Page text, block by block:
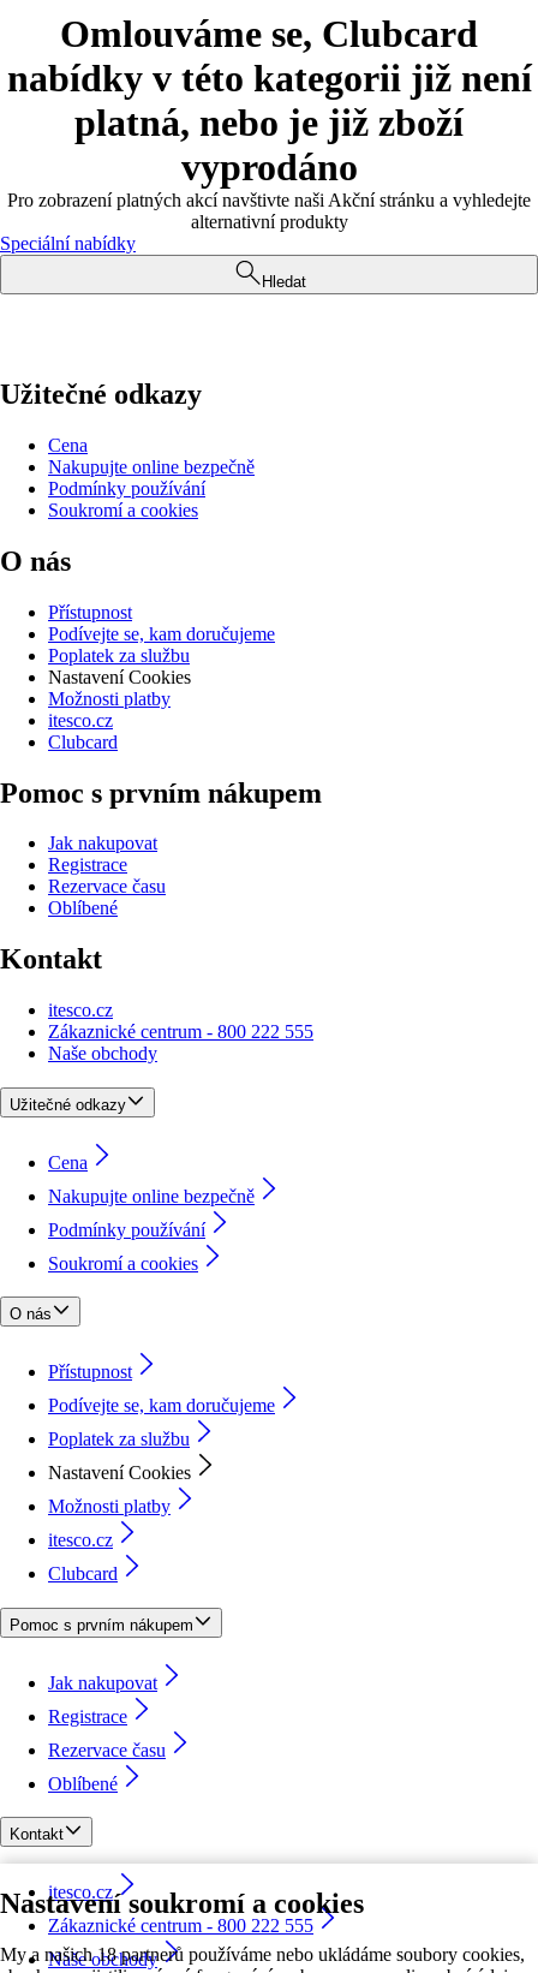
Nastavení soukromí a cookies
My a našich 18 partnerů používáme nebo ukládáme soubory cookies,
Omlouváme se, Clubcard
nabídky v této kategorii již není
platná, nebo je již zboží
vyprodáno
Pro zobrazení platných akcí navštivte naši Akční stránku a vyhledejte
alternativní produkty
Speciální nabídky
Hledat
Užitečné odkazy
Cena
Nakupujte online bezpečně
Podmínky používání
Soukromí a cookies
O nás
Přístupnost
Podívejte se, kam doručujeme
Poplatek za službu
Nastavení Cookies
Možnosti platby
itesco.cz
Clubcard
Pomoc s prvním nákupem
Jak nakupovat
Registrace
Rezervace času
Oblíbené
Kontakt
itesco.cz
Zákaznické centrum - 800 222 555
Naše obchody
Užitečné odkazy
Cena
Nakupujte online bezpečně
Podmínky používání
Soukromí a cookies
O nás
Přístupnost
Podívejte se, kam doručujeme
Poplatek za službu
Nastavení Cookies
Možnosti platby
itesco.cz
Clubcard
Pomoc s prvním nákupem
Jak nakupovat
Registrace
Rezervace času
Oblíbené
Kontakt
itesco.cz
Zákaznické centrum - 800 222 555
Naše obchody